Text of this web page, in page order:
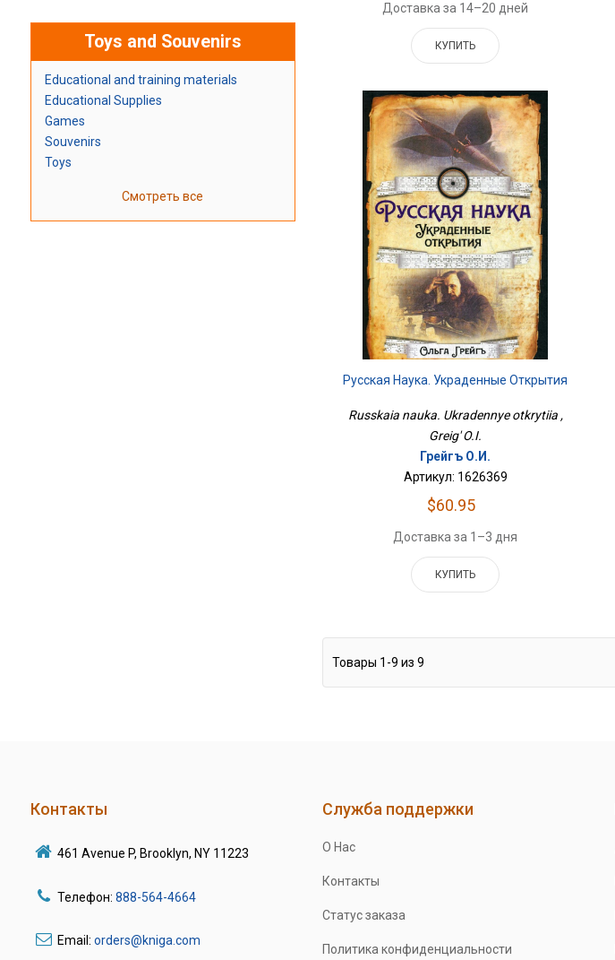
Toys and Souvenirs
Educational and training materials
Educational Supplies
Games
Souvenirs
Toys
Смотреть все
Доставка за 14–20 дней
КУПИТЬ
Русская Наука. Украденные Открытия
Russkaia nauka. Ukradennye otkrytiia ,
Greig' O.I.
Грейгъ О.И.
Артикул: 1626369
$60.95
Доставка за 1–3 дня
КУПИТЬ
Товары 1 -9 из9
Контакты
461 Avenue P, Brooklyn, NY 11223
Телефон: 888-564-4664
Email: orders@kniga.com
Служба поддержки
О Нас
Контакты
Статус заказа
Политика конфиденциальности